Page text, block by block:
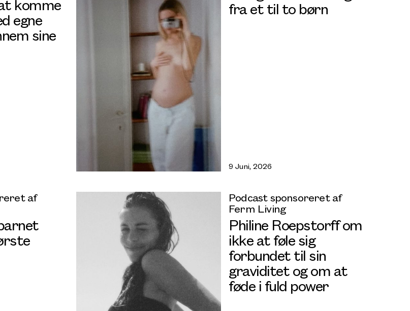
komme
egne
sine
fra et til to børn
9 Juni, 2026
af Podcast sponsoreret af
Ferm Living
Philine Roepstorff om
ikke at føle sig
forbundet til sin
graviditet og om at
føde i fuld power